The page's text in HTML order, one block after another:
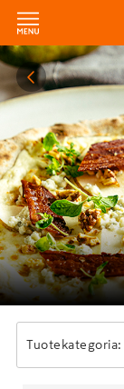
Tuotekategoria: